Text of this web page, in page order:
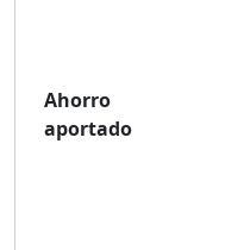
Ahorro
aportado